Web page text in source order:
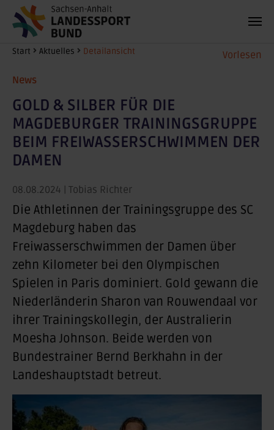
Zum Hauptinhalt springen Vorlesen
Sie sind hier:
Start Aktuelles Detailansicht
News
GOLD & SILBER FÜR DIE
MAGDEBURGER TRAININGSGRUPPE
BEIM FREIWASSERSCHWIMMEN DER
DAMEN
08.08.2024 | Tobias Richter
Die Athletinnen der Trainingsgruppe des SC
Magdeburg haben das
Freiwasserschwimmen der Damen über
zehn Kilometer bei den Olympischen
Spielen in Paris dominiert. Gold gewann die
Niederländerin Sharon van Rouwendaal vor
ihrer Trainingskollegin, der Australierin
Moesha Johnson. Beide werden von
Bundestrainer Bernd Berkhahn in der
Landeshauptstadt betreut.